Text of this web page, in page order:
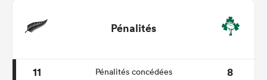
Pénalités
11 Pénalités concédées
8